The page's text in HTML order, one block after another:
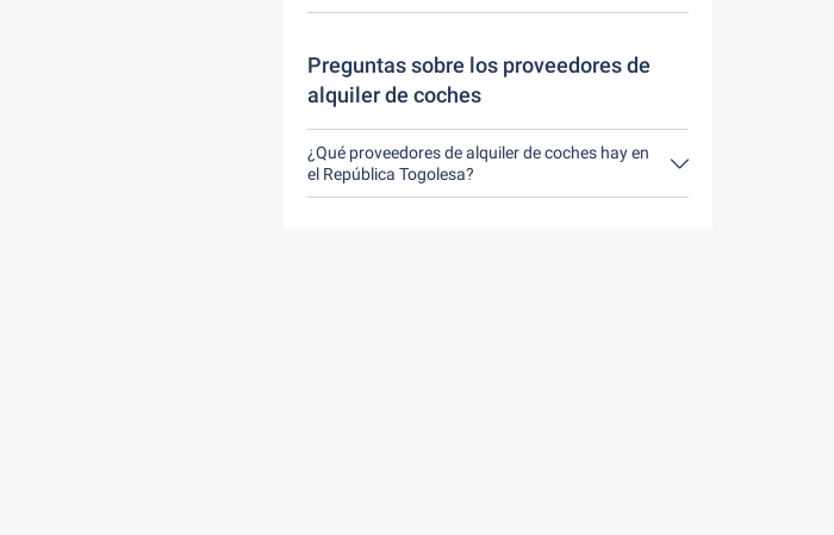
Hasta 24 horas antes del alquiler, la cancelación
tiene ningún costo.
Preguntas sobre los proveedores de
alquiler de coches
¿Qué proveedores de alquiler de coches hay en
el República Togolesa?
En República Togolesa hay Argus Car Hire,